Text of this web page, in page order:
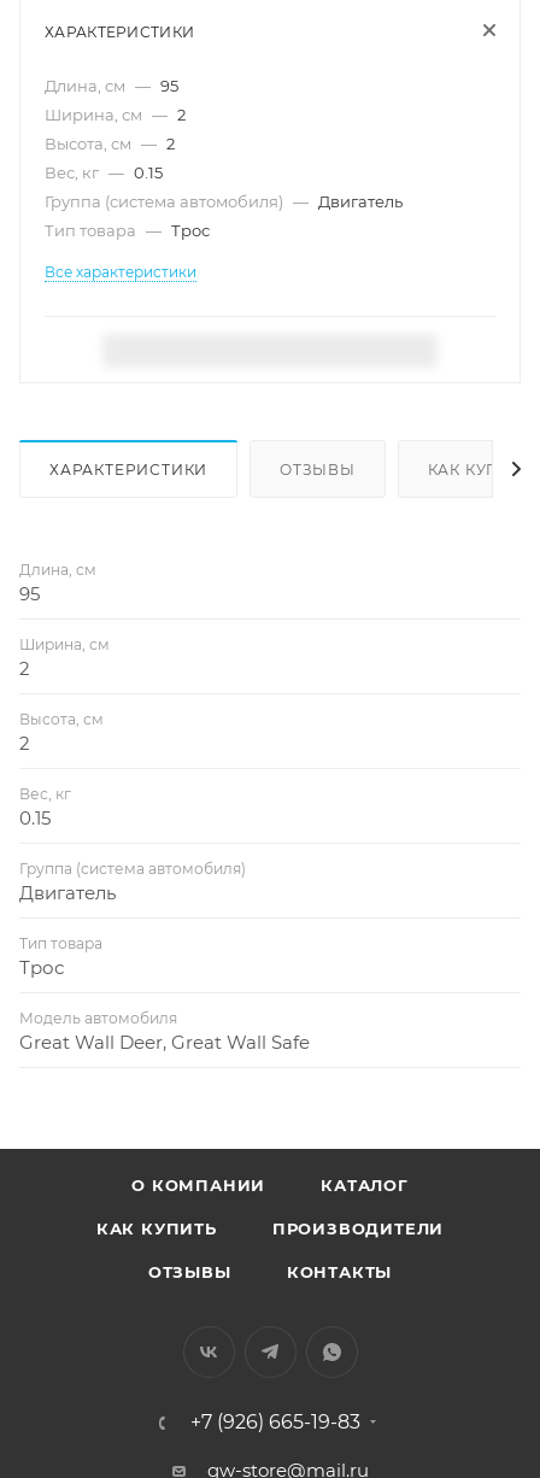
ХАРАКТЕРИСТИКИ
Длина, см — 95
Ширина, см — 2
Высота, см — 2
Вес, кг — 0.15
Группа (система автомобиля) — Двигатель
Тип товара — Трос
Все характеристики
ХАРАКТЕРИСТИКИ ОТЗЫВЫ КАК КУПИТЬ
Длина, см
95
Ширина, см
2
Высота, см
2
Вес, кг
0.15
Группа (система автомобиля)
Двигатель
Тип товара
Трос
Модель автомобиля
Great Wall Deer, Great Wall Safe
О КОМПАНИИ КАТАЛОГ
КАК КУПИТЬ ПРОИЗВОДИТЕЛИ
ОТЗЫВЫ КОНТАКТЫ
+7 (926) 665-19-83
gw-store@mail.ru